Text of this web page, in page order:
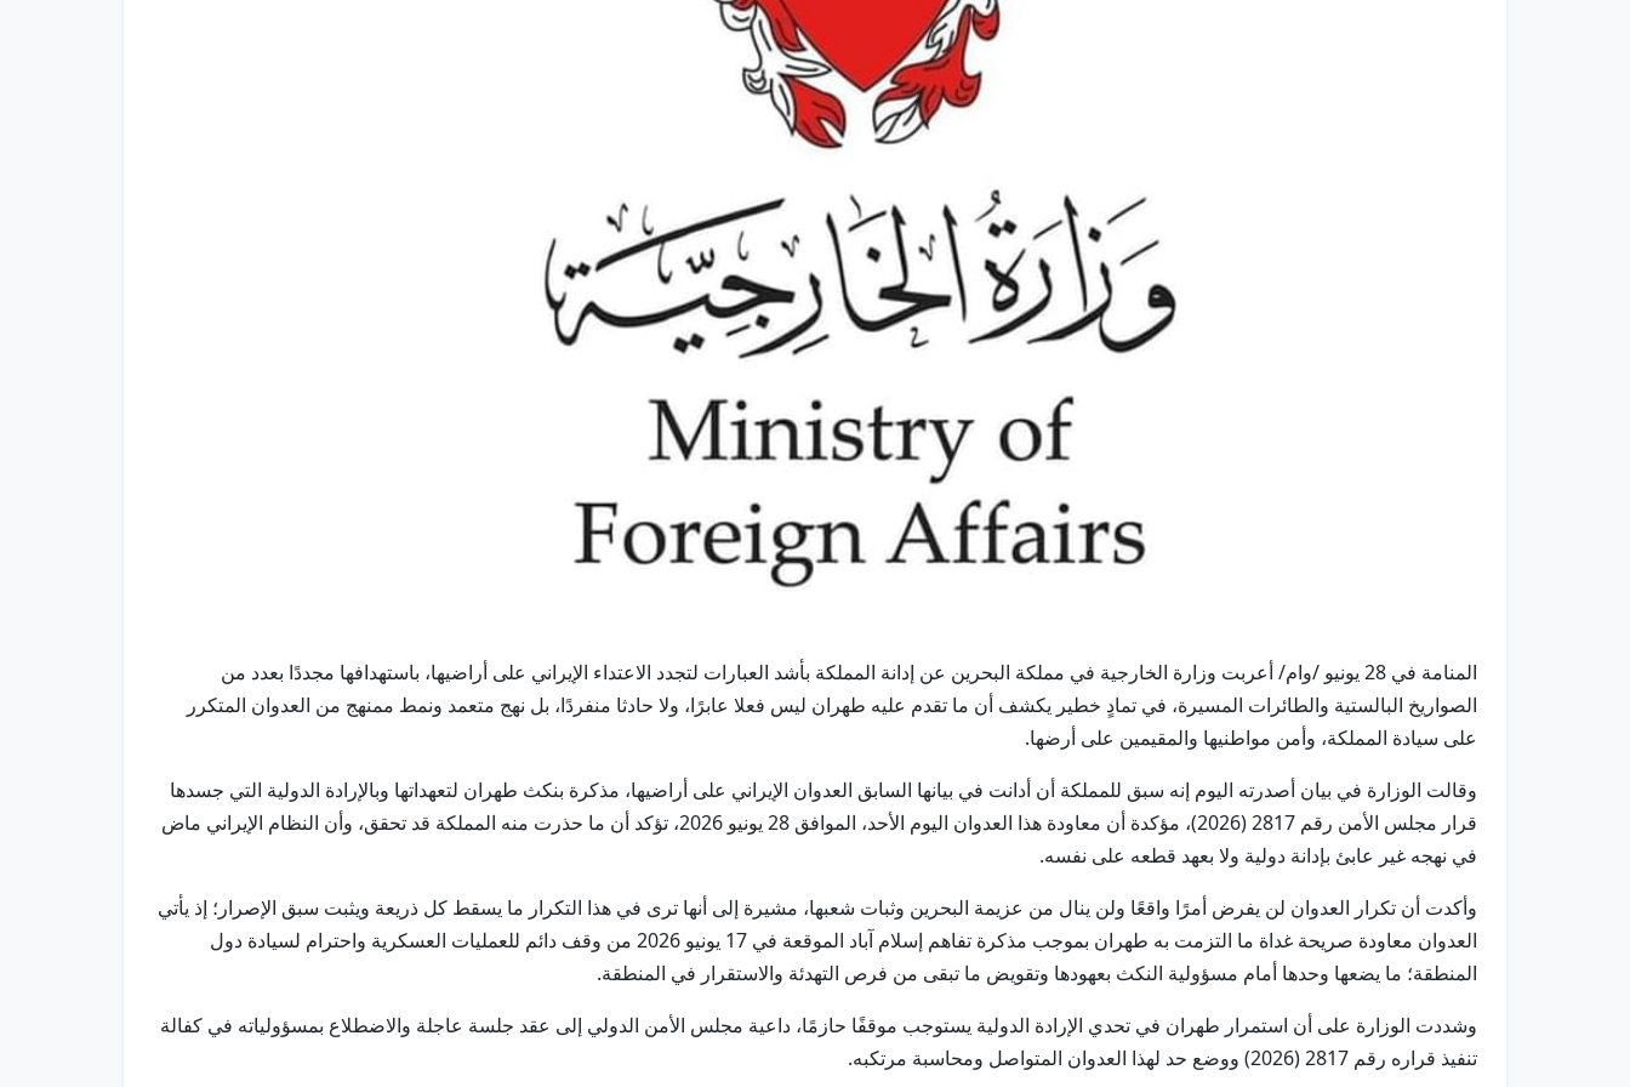
المنامة في 28 يونيو /وام/ أعربت وزارة الخارجية في مملكة البحرين عن إدانة المملكة بأشد العبارات لتجدد الاعتداء الإيراني على أراضيها، باستهدافها مجددًا بعدد من
الصواريخ البالستية والطائرات المسيرة، في تمادٍ خطير يكشف أن ما تقدم عليه طهران ليس فعلا عابرًا، ولا حادثا منفردًا، بل نهج متعمد ونمط ممنهج من العدوان المتكرر
على سيادة المملكة، وأمن مواطنيها والمقيمين على أرضها.
وقالت الوزارة في بيان أصدرته اليوم إنه سبق للمملكة أن أدانت في بيانها السابق العدوان الإيراني على أراضيها، مذكرة بنكث طهران لتعهداتها وبالإرادة الدولية التي جسدها
قرار مجلس الأمن رقم 2817 (2026)، مؤكدة أن معاودة هذا العدوان اليوم الأحد، الموافق 28 يونيو 2026، تؤكد أن ما حذرت منه المملكة قد تحقق، وأن النظام الإيراني ماض
في نهجه غير عابئ بإدانة دولية ولا بعهد قطعه على نفسه.
وأكدت أن تكرار العدوان لن يفرض أمرًا واقعًا ولن ينال من عزيمة البحرين وثبات شعبها، مشيرة إلى أنها ترى في هذا التكرار ما يسقط كل ذريعة ويثبت سبق الإصرار؛ إذ يأتي
العدوان معاودة صريحة غداة ما التزمت به طهران بموجب مذكرة تفاهم إسلام آباد الموقعة في 17 يونيو 2026 من وقف دائم للعمليات العسكرية واحترام لسيادة دول
المنطقة؛ ما يضعها وحدها أمام مسؤولية النكث بعهودها وتقويض ما تبقى من فرص التهدئة والاستقرار في المنطقة.
وشددت الوزارة على أن استمرار طهران في تحدي الإرادة الدولية يستوجب موقفًا حازمًا، داعية مجلس الأمن الدولي إلى عقد جلسة عاجلة والاضطلاع بمسؤولياته في كفالة
تنفيذ قراره رقم 2817 (2026) ووضع حد لهذا العدوان المتواصل ومحاسبة مرتكبه.